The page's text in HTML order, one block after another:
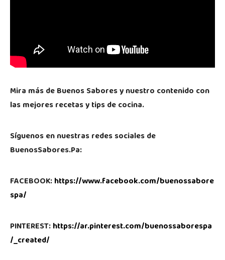
Mira más de Buenos Sabores y nuestro contenido con
las mejores recetas y tips de cocina.
Síguenos en nuestras redes sociales de
BuenosSabores.Pa:
FACEBOOK:https://www.facebook.com/buenossabore
spa/
PINTEREST:https://ar.pinterest.com/buenossaborespa
/_created/